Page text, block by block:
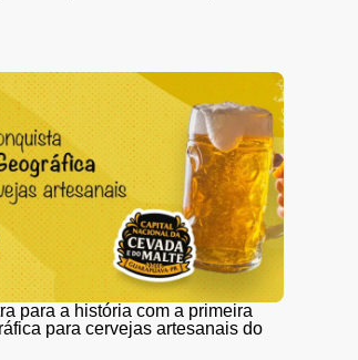
para a história com a primeira
para cervejas artesanais do